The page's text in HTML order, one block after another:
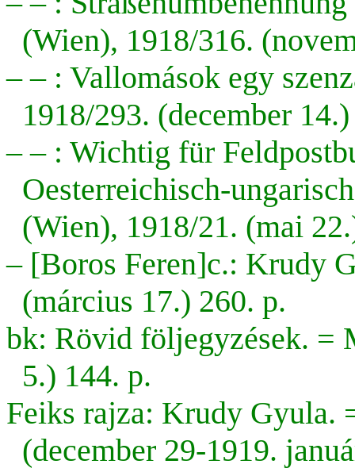
(Wien), 1918/316.
– – : Vallomások egy
1918/293. (december
– – : Wichtig für
Oesterreichisch-
(Wien), 1918/21. (mai
– [Boros Feren]c.: Krudy
(március 17.) 260. p.
bk: Rövid följegyzések. =
5.) 144. p.
Feiks rajza: Krudy Gyula.
(december 29-1919.